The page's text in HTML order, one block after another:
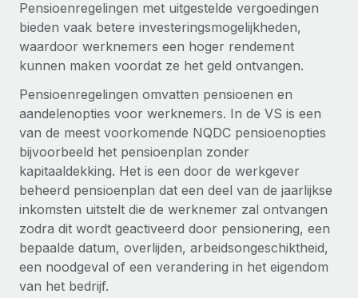
Pensioenregelingen met uitgestelde vergoedingen
bieden vaak betere investeringsmogelijkheden,
waardoor werknemers een hoger rendement
kunnen maken voordat ze het geld ontvangen.
Pensioenregelingen omvatten pensioenen en
aandelenopties voor werknemers. In de VS is een
van de meest voorkomende NQDC pensioenopties
bijvoorbeeld het pensioenplan zonder
kapitaaldekking. Het is een door de werkgever
beheerd pensioenplan dat een deel van de jaarlijkse
inkomsten uitstelt die de werknemer zal ontvangen
zodra dit wordt geactiveerd door pensionering, een
bepaalde datum, overlijden, arbeidsongeschiktheid,
een noodgeval of een verandering in het eigendom
van het bedrijf.